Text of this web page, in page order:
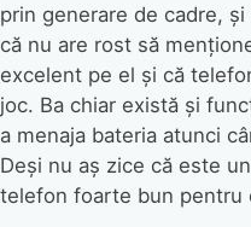
prin generare de cadre,
că nu are rost să
excelent pe el și că
joc. Ba chiar există și
a menaja bateria atunci
Deși nu aș zice că este
telefon foarte bun pentru